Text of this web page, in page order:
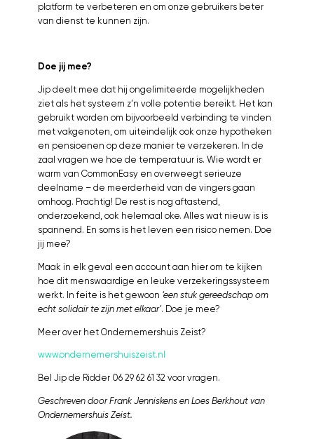
platform te verbeteren en om onze gebruikers beter
van dienst te kunnen zijn.
Doe jij mee?
Jip deelt mee dat hij ongelimiteerde mogelijkheden
ziet als het systeem z’n volle potentie bereikt. Het kan
gebruikt worden om bijvoorbeeld verbinding te vinden
met vakgenoten, om uiteindelijk ook onze hypotheken
en pensioenen op deze manier te verzekeren. In de
zaal vragen we hoe de temperatuur is. Wie wordt er
warm van CommonEasy en overweegt serieuze
deelname – de meerderheid van de vingers gaan
omhoog. Prachtig! De rest is nog aftastend,
onderzoekend, ook helemaal oke. Alles wat nieuw is is
spannend. En soms is het leven een risico nemen. Doe
jij mee?
Maak in elk geval een account aan hier om te kijken
hoe dit menswaardige en leuke verzekeringssysteem
werkt. In feite is het gewoon ‘een stuk gereedschap om
echt solidair te zijn met elkaar’. Doe je mee?
Meer over het Ondernemershuis Zeist?
www.ondernemershuiszeist.nl
Bel Jip de Ridder 06 29 62 61 32 voor vragen.
Geschreven door Frank Jenniskens en Loes Berkhout van
Ondernemershuis Zeist.